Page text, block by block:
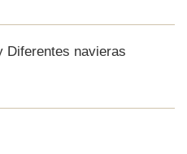
Diferentes navieras